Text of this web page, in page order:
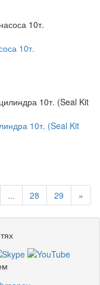
10т.
10т. (Seal Kit
... 28 29 »